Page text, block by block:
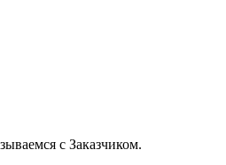
с Заказчиком.